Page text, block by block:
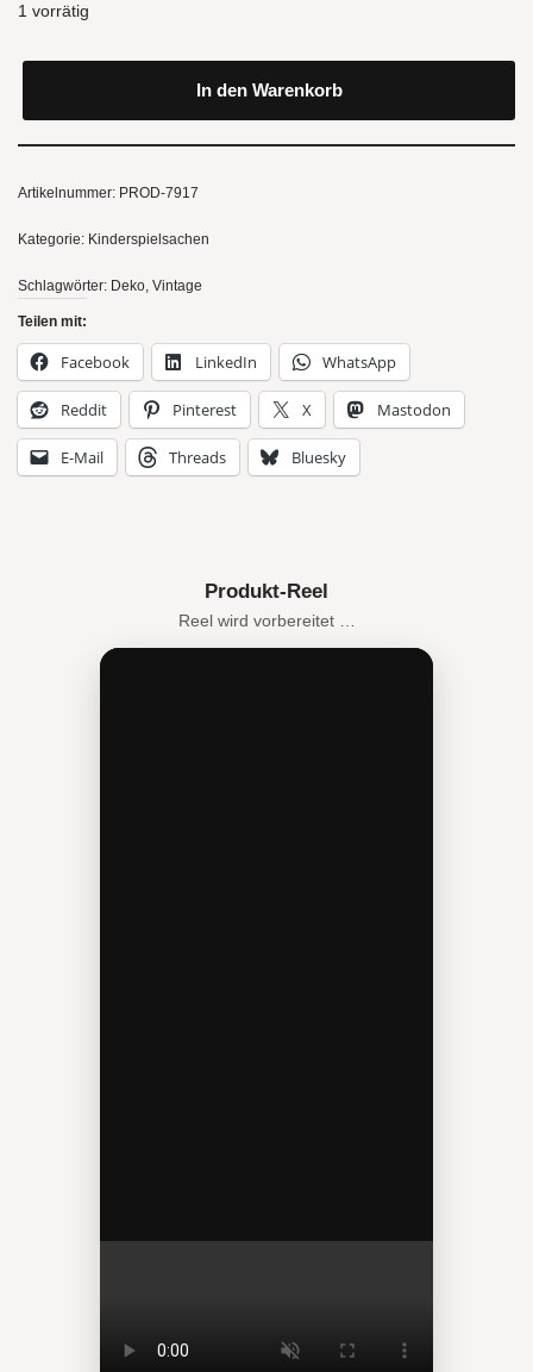
1 vorrätig
In den Warenkorb
Artikelnummer: PROD-7917
Kategorie: Kinderspielsachen
Schlagwörter: Deko, Vintage
Teilen mit:
Facebook LinkedIn WhatsApp
Reddit Pinterest X Mastodon
E-Mail Threads Bluesky
Produkt-Reel
Reel wird vorbereitet …